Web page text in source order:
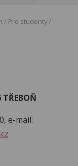
/ Pro studenty/
TŘEBOŇ
e-mail: